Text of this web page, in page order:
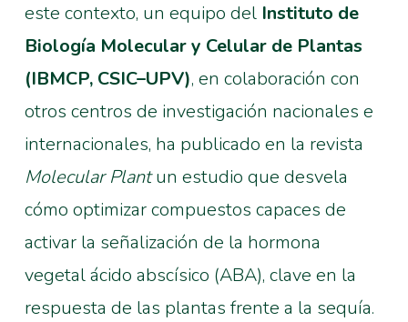
este contexto, un equipo del Instituto de
Biología Molecular y Celular de Plantas
(IBMCP, CSIC–UPV), en colaboración con
otros centros de investigación nacionales e
internacionales, ha publicado en la revista
Molecular Plantun estudio que desvela
cómo optimizar compuestos capaces de
activar la señalización de la hormona
vegetal ácido abscísico (ABA), clave en la
respuesta de las plantas frente a la sequía.